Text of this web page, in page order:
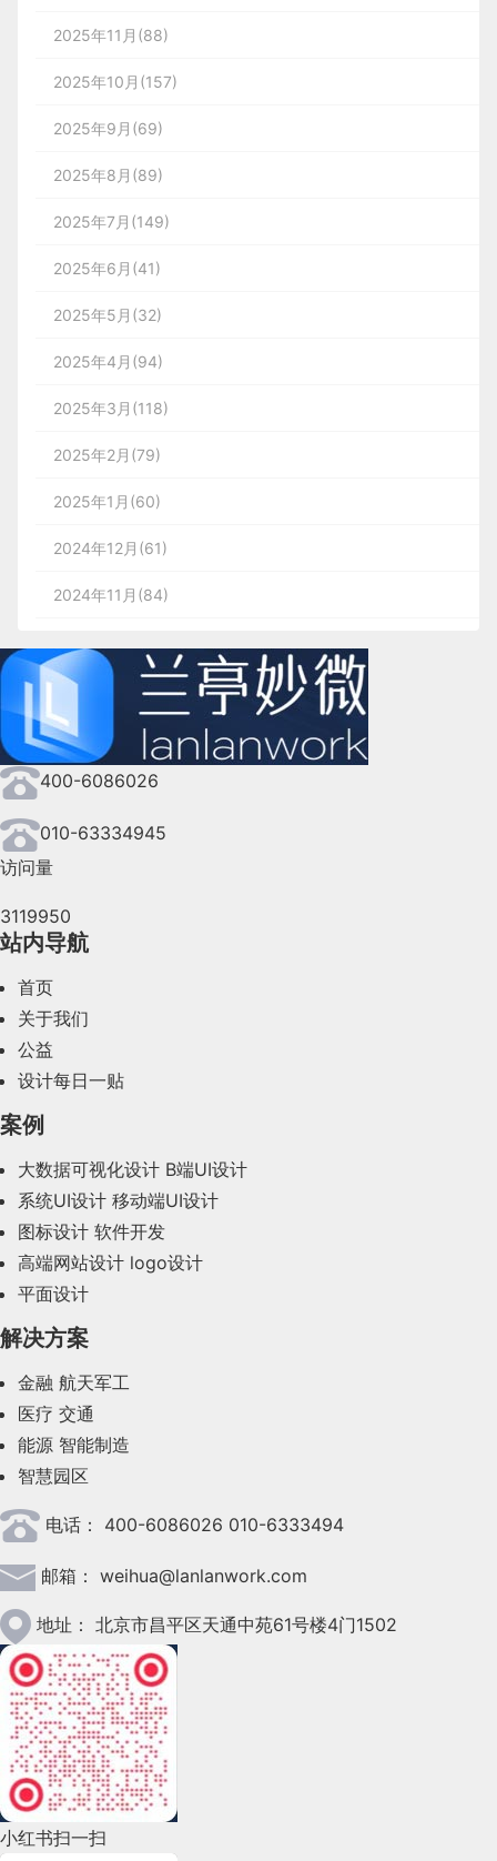
2025年11月(88)
2025年10月(157)
2025年9月(69)
2025年8月(89)
2025年7月(149)
2025年6月(41)
2025年5月(32)
2025年4月(94)
2025年3月(118)
2025年2月(79)
2025年1月(60)
2024年12月(61)
2024年11月(84)
2024年9月(144)
2024年8月(164)
2024年7月(107)
2024年6月(63)
2024年4月(44)
2024年2月(58)
2023年10月(14)
2023年8月(88)
2023年7月(62)
2023年6月(58)
2023年5月(28)
2023年4月(47)
2023年3月(37)
2023年2月(90)
2023年1月(78)
2022年12月(45)
2022年11月(69)
2022年10月(51)
2022年9月(135)
2022年8月(60)
400-6086026
010-63334945
访问量
3119950
站内导航
首页
关于我们
公益
设计每日一贴
案例
大数据可视化设计 B端UI设计
系统UI设计 移动端UI设计
图标设计 软件开发
高端网站设计 logo设计
平面设计
解决方案
金融 航天军工
医疗 交通
能源 智能制造
智慧园区
电话： 400-6086026 010-6333494
邮箱： weihua@lanlanwork.com
地址： 北京市昌平区天通中苑61号楼4门1502
小红书扫一扫